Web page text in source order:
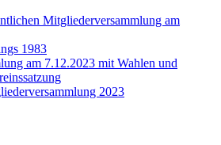
Mitgliederversammlung am
1983
am 7.12.2023 mit Wahlen und
2023